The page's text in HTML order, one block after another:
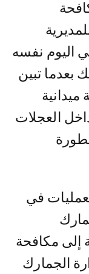
اليوم نفسه
بعدما تبين
العجلات
في
إلى مكافحة
الجمارك